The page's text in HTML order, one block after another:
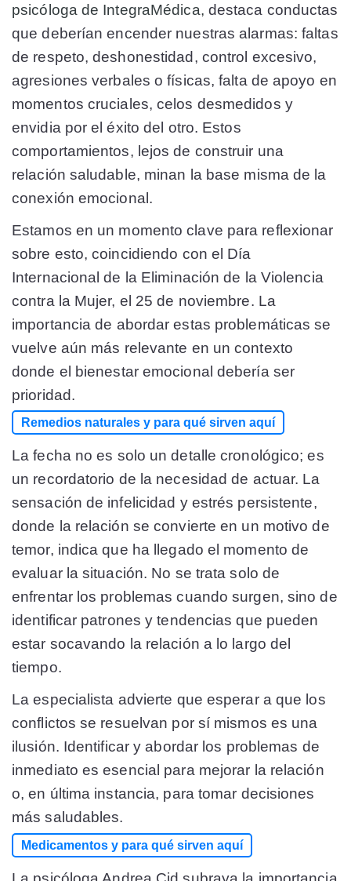
psicóloga de IntegraMédica, destaca conductas
que deberían encender nuestras alarmas: faltas
de respeto, deshonestidad, control excesivo,
agresiones verbales o físicas, falta de apoyo en
momentos cruciales, celos desmedidos y
envidia por el éxito del otro. Estos
comportamientos, lejos de construir una
relación saludable, minan la base misma de la
conexión emocional.
Estamos en un momento clave para reflexionar
sobre esto, coincidiendo con el Día
Internacional de la Eliminación de la Violencia
contra la Mujer, el 25 de noviembre. La
importancia de abordar estas problemáticas se
vuelve aún más relevante en un contexto
donde el bienestar emocional debería ser
prioridad.
Remedios naturales y para qué sirven aquí
La fecha no es solo un detalle cronológico; es
un recordatorio de la necesidad de actuar. La
sensación de infelicidad y estrés persistente,
donde la relación se convierte en un motivo de
temor, indica que ha llegado el momento de
evaluar la situación. No se trata solo de
enfrentar los problemas cuando surgen, sino de
identificar patrones y tendencias que pueden
estar socavando la relación a lo largo del
tiempo.
La especialista advierte que esperar a que los
conflictos se resuelvan por sí mismos es una
ilusión. Identificar y abordar los problemas de
inmediato es esencial para mejorar la relación
o, en última instancia, para tomar decisiones
más saludables.
Medicamentos y para qué sirven aquí